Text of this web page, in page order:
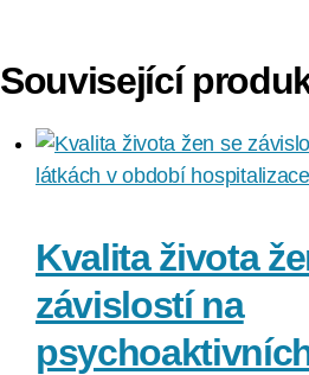
Související
Kvalita života
závislostí na